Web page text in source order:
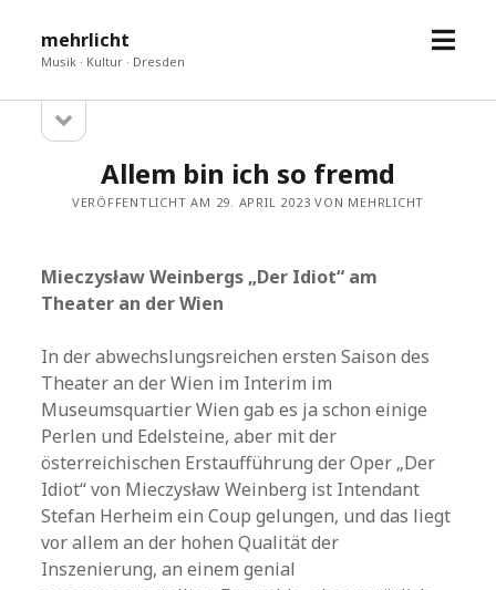
mehrlicht
Musik · Kultur · Dresden
Menü
Sidebar
öffnen
Allem bin ich so fremd
VERÖFFENTLICHT AM 29. APRIL 2023 VON MEHRLICHT
Mieczysław Weinbergs „Der Idiot“ am
Theater an der Wien
In der abwechslungsreichen ersten Saison des
Theater an der Wien im Interim im
Museumsquartier Wien gab es ja schon einige
Perlen und Edelsteine, aber mit der
österreichischen Erstaufführung der Oper „Der
Idiot“ von Mieczysław Weinberg ist Intendant
Stefan Herheim ein Coup gelungen, und das liegt
vor allem an der hohen Qualität der
Inszenierung, an einem genial